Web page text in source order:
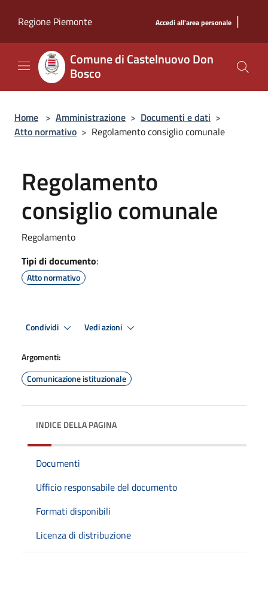
Regione Piemonte
Accedi all'area personale |
Comune di Castelnuovo Don
Bosco
Home > Amministrazione > Documenti e dati >
Atto normativo > Regolamento consiglio comunale
Regolamento
consiglio comunale
Regolamento
Tipi di documento:
Atto normativo
Condividi Vedi azioni
Argomenti:
Comunicazione istituzionale
INDICE DELLA PAGINA
Documenti
Ufficio responsabile del documento
Formati disponibili
Licenza di distribuzione